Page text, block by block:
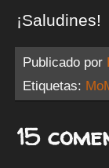
¡Saludines!
Publicado por
Etiquetas:
15